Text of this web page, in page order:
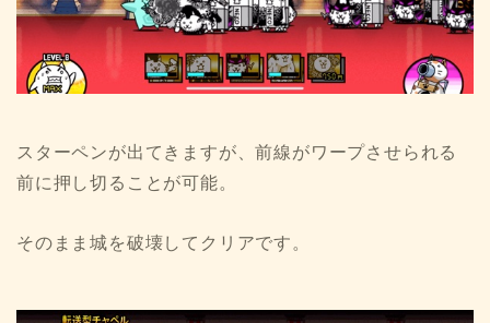
スターペンが出てきますが、前線がワープさせられる
前に押し切ることが可能。
そのまま城を破壊してクリアです。